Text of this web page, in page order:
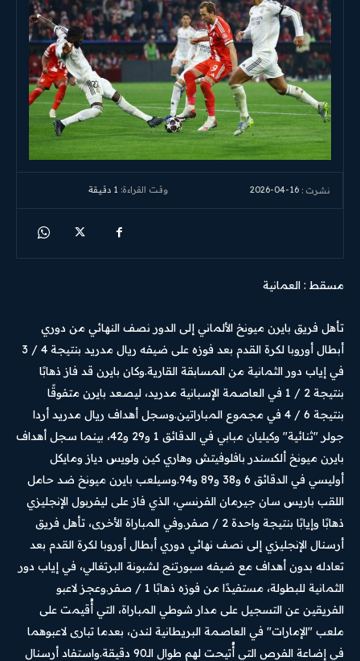
نشرت : 2026-04-16 وقت القراءة: 1 دقيقة
مسقط : العمانية
تأهل فريق بايرن ميونخ الألماني إلى الدور نصف النهائي من دوري
أبطال أوروبا لكرة القدم بعد فوزه على ضيفه ريال مدريد بنتيجة 4 / 3
في إياب دور الثمانية من المسابقة القارية.وكان بايرن قد فاز ذهابًا
بنتيجة 2 / 1 في العاصمة الإسبانية مدريد، ليصعد بايرن متفوقًا
بنتيجة 6 / 4 في مجموع المباراتين.وسجل أهداف ريال مدريد أردا
جولر "ثنائية" وكيليان مبابي في الدقائق 1 و29 و42، بينما سجل أهداف
بايرن ميونخ ألكسندر بافلوفيتش وهاري كين ولويس دياز ومايكل
أوليسي في الدقائق 6 و38 و89 و94.وسيلعب بايرن ميونخ ضد حامل
اللقب باريس سان جيرمان الفرنسي، الذي فاز على ليفربول الإنجليزي
ذهابًا وإيابًا بنتيجة واحدة 2 / صفر.وفي المباراة الأخرى، تأهل فريق
أرسنال الإنجليزي إلى نصف نهائي دوري أبطال أوروبا لكرة القدم بعد
تعادله بدون أهداف مع ضيفه سبورتنج لشبونة البرتغالي، في إياب دور
الثمانية للبطولة، مستفيدًا من فوزه ذهابًا 1 / صفر.وعجز لاعبو
الفريقين عن التسجيل على مدار شوطي المباراة، التي أُقيمت على
ملعب "الإمارات" في العاصمة البريطانية لندن، بعدما تبارى لاعبوهما
في إضاعة الفرص التي أُتيحت لهم طوال الـ90 دقيقة.واستفاد أرسنال